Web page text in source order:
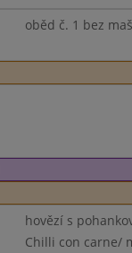
oběd č. 1 bez
hovězí s
Chilli con carne/